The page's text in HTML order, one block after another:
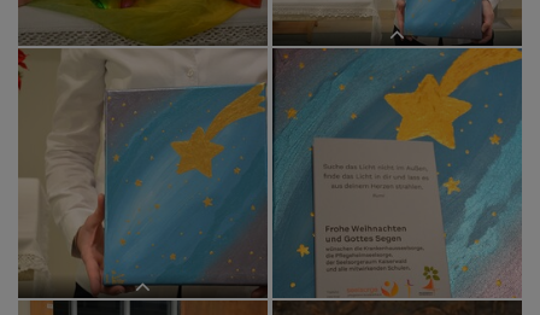
Weihnachtskartenprojekt von Ines
Kvar und Anja Asel